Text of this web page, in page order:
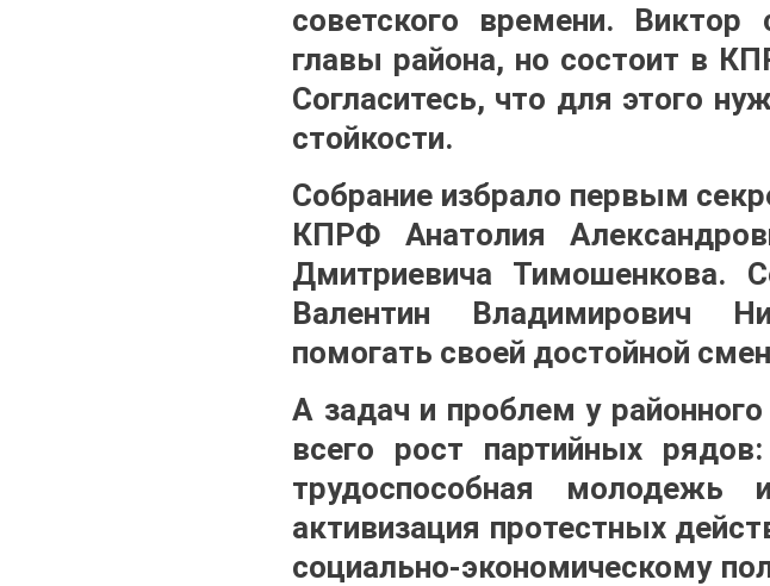
советского времени. Виктор
главы района, но состоит в
Согласитесь, что для этого
стойкости.
Собрание избрало первым
КПРФ Анатолия
Дмитриевича Тимошенкова.
Валентин Владимирович
помогать своей достойной
А задач и проблем у
всего рост партийных
трудоспособная
активизация протестных
социально-экономическому